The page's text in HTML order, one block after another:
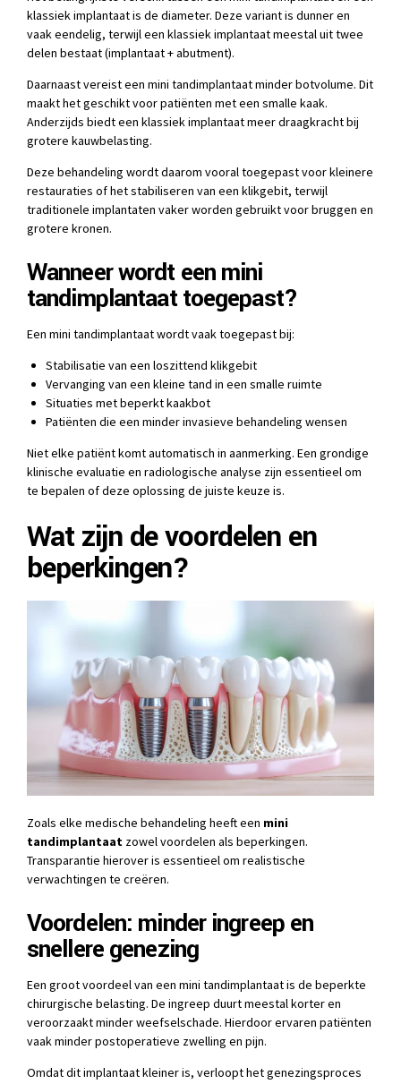
klassiek implantaat is de diameter. Deze variant is dunner en
vaak eendelig, terwijl een klassiek implantaat meestal uit twee
delen bestaat (implantaat + abutment).
Daarnaast vereist een mini tandimplantaat minder botvolume. Dit
maakt het geschikt voor patiënten met een smalle kaak.
Anderzijds biedt een klassiek implantaat meer draagkracht bij
grotere kauwbelasting.
Deze behandeling wordt daarom vooral toegepast voor kleinere
restauraties of het stabiliseren van een klikgebit, terwijl
traditionele implantaten vaker worden gebruikt voor bruggen en
grotere kronen.
Wanneer wordt een mini
tandimplantaat toegepast?
Een mini tandimplantaat wordt vaak toegepast bij:
Stabilisatie van een loszittend klikgebit
Vervanging van een kleine tand in een smalle ruimte
Situaties met beperkt kaakbot
Patiënten die een minder invasieve behandeling wensen
Niet elke patiënt komt automatisch in aanmerking. Een grondige
klinische evaluatie en radiologische analyse zijn essentieel om
te bepalen of deze oplossing de juiste keuze is.
Wat zijn de voordelen en
beperkingen?
Zoals elke medische behandeling heeft een mini
tandimplantaat zowel voordelen als beperkingen.
Transparantie hierover is essentieel om realistische
verwachtingen te creëren.
Voordelen: minder ingreep en
snellere genezing
Een groot voordeel van een mini tandimplantaat is de beperkte
chirurgische belasting. De ingreep duurt meestal korter en
veroorzaakt minder weefselschade. Hierdoor ervaren patiënten
vaak minder postoperatieve zwelling en pijn.
Omdat dit implantaat kleiner is, verloopt het genezingsproces